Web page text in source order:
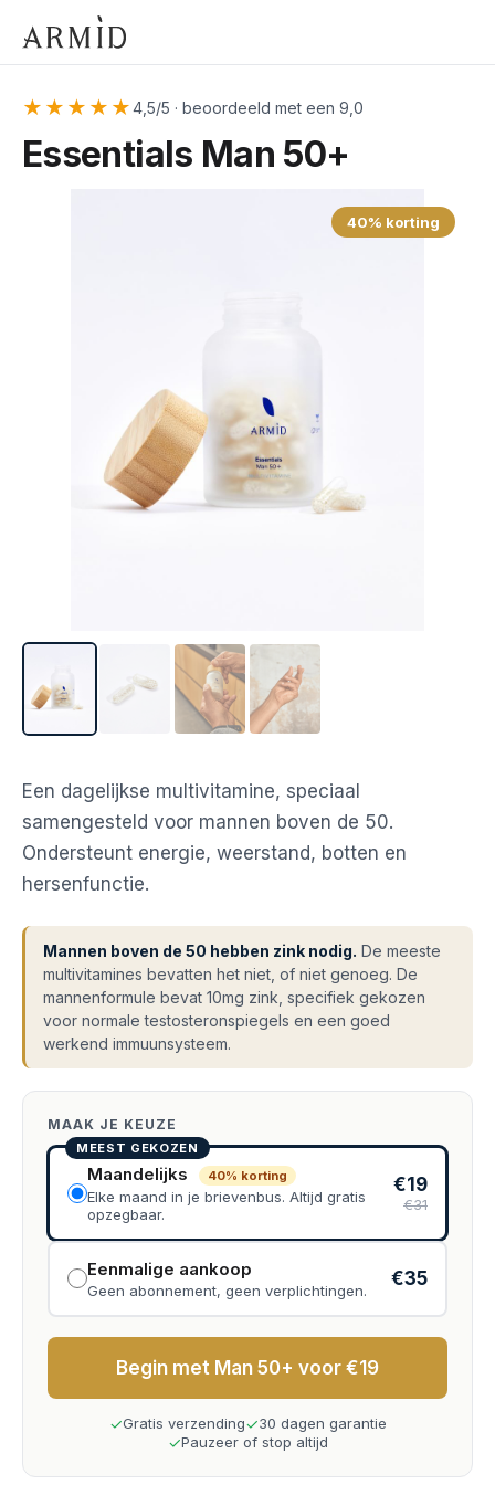
★★★★★4,5/5 · beoordeeld met een 9,0
Essentials Man 50+
40% korting
Een dagelijkse multivitamine, speciaal
samengesteld voor mannen boven de 50.
Ondersteunt energie, weerstand, botten en
hersenfunctie.
Mannen boven de 50 hebben zink nodig. De meeste
multivitamines bevatten het niet, of niet genoeg. De
mannenformule bevat 10mg zink, specifiek gekozen
voor normale testosteronspiegels en een goed
werkend immuunsysteem.
MAAK JE KEUZE
MEEST GEKOZEN
Maandelijks 40% korting
Elke maand in je brievenbus. Altijd gratis
opzegbaar.
€19
€31
Eenmalige aankoop
Geen abonnement, geen verplichtingen.
€35
Begin met Man 50+ voor €19
✓Gratis verzending✓30 dagen garantie
✓Pauzeer of stop altijd